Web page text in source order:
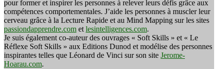
pour former et inspirer les personnes à relever leurs défis grâce aux
compétences comportementales. J’aide les personnes à muscler leur
cerveau grâce à la Lecture Rapide et au Mind Mapping sur les sites
passiondapprendre.com et lesintelligences.com.
Je suis également co-auteur des ouvrages « Soft Skills » et « Le
Réflexe Soft Skills » aux Editions Dunod et modélise des personnes
inspirantes telles que Léonard de Vinci sur son site Jerome-
Hoarau.com.